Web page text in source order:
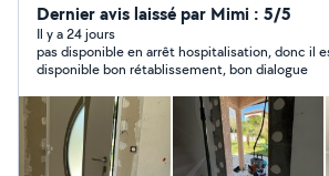
plus de 20 ans En passant par les choses les plus
simples aux plus complexes je saurais
entière satisfaction et bien plus encore
d'électronique et de bricolage avec
meubles en tout genre, j'aime
ainsi que l'aquariophilie Au
Dernier avis laissé par Mimi : 5/5
Il y a 24 jours
pas disponible en arrêt hospitalisation, donc il
disponible bon rétablissement, bon dialogue